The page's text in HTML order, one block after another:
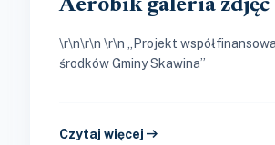
Aerobik galeria zdjęć
\r\n\r\n \r\n „Projekt
środków Gminy Skawina”
Czytaj więcej arrow_right_alt